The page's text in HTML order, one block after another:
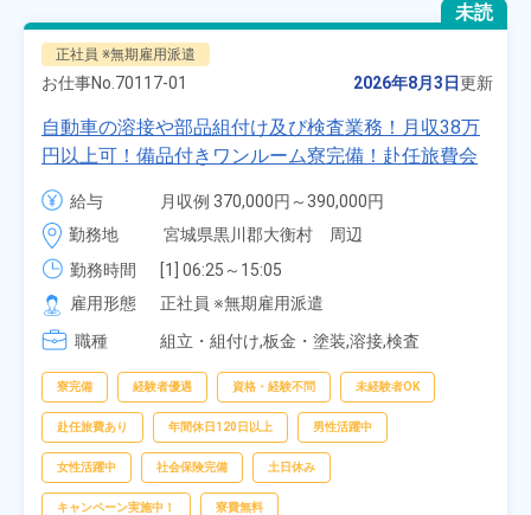
未読
正社員 ※無期雇用派遣
お仕事No. 70117-01 2026年8月3日更新
自動車の溶接や部品組付け及び検査業務！月収38万
円以上可！備品付きワンルーム寮完備！赴任旅費会
社負担★人気の土日休み！昇給＆業績賞与あり！
車・バイク通勤可！無料駐車場あり！カップルでの
応募OK★《宮城県大衡村》
給与
月収例 370,000円～390,000円
時給 1,700円～1,700円
勤務地
宮城県黒川郡大衡村　周辺
勤務時間
[1] 06:25～15:05
[2] 16:00～00:40
[3] 16:30～01:10
[4] 08:00～16:40
雇用形態
正社員 ※無期雇用派遣
職種
組立・組付け,板金・塗装,溶接,検査
寮完備 経験者優遇 資格・経験不問 未経験者OK
赴任旅費あり 年間休日120日以上 男性活躍中
女性活躍中 社会保険完備 土日休み
キャンペーン実施中！ 寮費無料